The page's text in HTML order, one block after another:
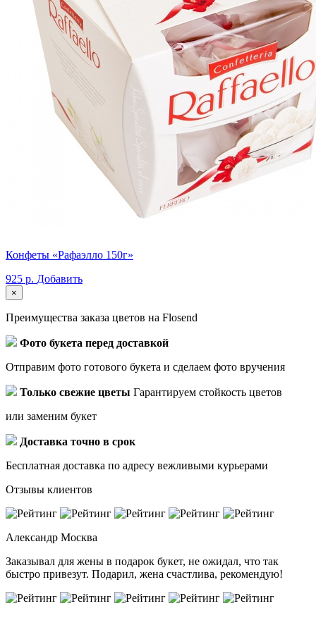
Конфеты «Рафаэлло 150г»
925 р. Добавить
×
Преимущества заказа цветов на Flosend
Фото букета перед доставкой
Отправим фото готового букета и сделаем фото вручения
Только свежие цветы Гарантируем стойкость цветов
или заменим букет
Доставка точно в срок
Бесплатная доставка по адресу вежливыми курьерами
Отзывы клиентов
Александр Москва
Заказывал для жены в подарок букет, не ожидал, что так
быстро привезут. Подарил, жена счастлива, рекомендую!